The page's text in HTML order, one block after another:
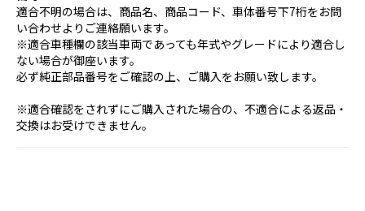
適合不明の場合は、商品名、商品コード、車体番号下7桁をお問
い合わせよりご連絡願います。
※適合車種欄の該当車両であっても年式やグレードにより適合し
ない場合が御座います。
必ず純正部品番号をご確認の上、ご購入をお願い致します。
※適合確認をされずにご購入された場合の、不適合による返品・
交換はお受けできません。